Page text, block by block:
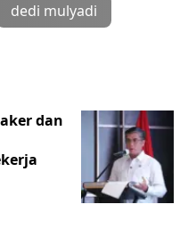
dedi mulyadi
dan